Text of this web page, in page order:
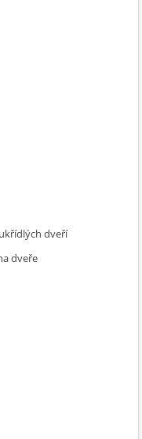
dveří
dveře